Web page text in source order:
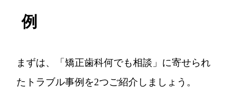
例
まずは、「矯正歯科何でも相談」に寄せられ
たトラブル事例を2つご紹介しましょう。